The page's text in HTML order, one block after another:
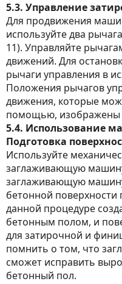
5.3. Управление
Для продвижения
используйте два
11). Управляйте
движений. Для
рычаги управления в
Положения рычагов
движения, которые
помощью, изображены
5.4. Использование
Подготовка
Используйте
заглаживающую
заглаживающую
бетонной поверхности
данной процедуре
бетонным полом, и
для затирочной и
помнить о том, что
сможет исправить
бетонный пол.